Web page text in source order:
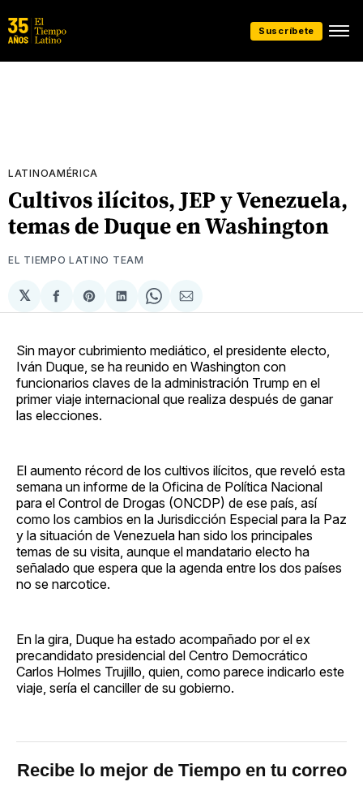
Suscríbete
LATINOAMÉRICA
Cultivos ilícitos, JEP y Venezuela,
temas de Duque en Washington
EL TIEMPO LATINO TEAM
𝕏
Compartir
en
Share
on
Compartir
en
Share
on
Compartir
via
Sin mayor cubrimiento mediático, el presidente electo,
Iván Duque, se ha reunido en Washington con
funcionarios claves de la administración Trump en el
primer viaje internacional que realiza después de ganar
las elecciones.
El aumento récord de los cultivos ilícitos, que reveló esta
semana un informe de la Oficina de Política Nacional
para el Control de Drogas (ONCDP) de ese país, así
como los cambios en la Jurisdicción Especial para la Paz
y la situación de Venezuela han sido los principales
temas de su visita, aunque el mandatario electo ha
señalado que espera que la agenda entre los dos países
no se narcotice.
En la gira, Duque ha estado acompañado por el ex
precandidato presidencial del Centro Democrático
Carlos Holmes Trujillo, quien, como parece indicarlo este
viaje, sería el canciller de su gobierno.
Recibe lo mejor de Tiempo en tu correo